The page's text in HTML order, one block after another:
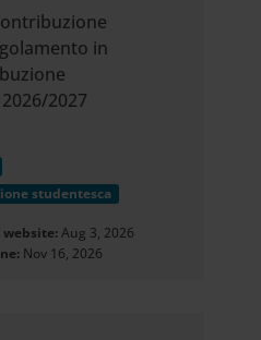
in
2027
studentesca
website:Aug 3, 2026
Nov 16, 2026